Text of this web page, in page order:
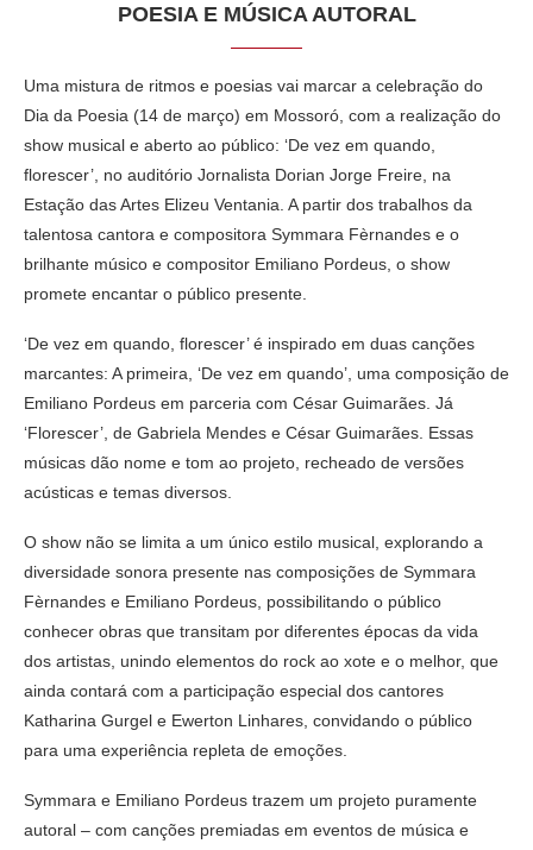
POESIA E MÚSICA AUTORAL
Uma mistura de ritmos e poesias vai marcar a celebração do
Dia da Poesia (14 de março) em Mossoró, com a realização do
show musical e aberto ao público: ‘De vez em quando,
florescer’, no auditório Jornalista Dorian Jorge Freire, na
Estação das Artes Elizeu Ventania. A partir dos trabalhos da
talentosa cantora e compositora Symmara Fèrnandes e o
brilhante músico e compositor Emiliano Pordeus, o show
promete encantar o público presente.
‘De vez em quando, florescer’ é inspirado em duas canções
marcantes: A primeira, ‘De vez em quando’, uma composição de
Emiliano Pordeus em parceria com César Guimarães. Já
‘Florescer’, de Gabriela Mendes e César Guimarães. Essas
músicas dão nome e tom ao projeto, recheado de versões
acústicas e temas diversos.
O show não se limita a um único estilo musical, explorando a
diversidade sonora presente nas composições de Symmara
Fèrnandes e Emiliano Pordeus, possibilitando o público
conhecer obras que transitam por diferentes épocas da vida
dos artistas, unindo elementos do rock ao xote e o melhor, que
ainda contará com a participação especial dos cantores
Katharina Gurgel e Ewerton Linhares, convidando o público
para uma experiência repleta de emoções.
Symmara e Emiliano Pordeus trazem um projeto puramente
autoral – com canções premiadas em eventos de música e